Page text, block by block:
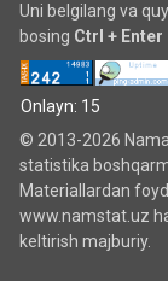
Uni belgilang va
bosing Ctrl + Enter
Onlayn: 15
© 2013-2026
statistika
Materiallardan
www.namstat.uz
keltirish majburiy.